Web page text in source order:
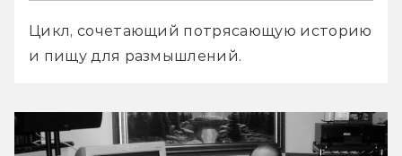
Цикл, сочетающий потрясающую историю
и пищу для размышлений.